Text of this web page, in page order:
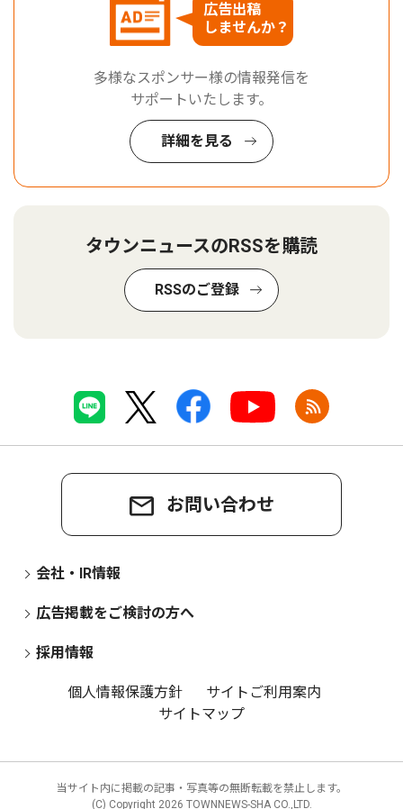
広告出稿
しませんか？
多様なスポンサー様の情報発信を
サポートいたします。
詳細を見る
タウンニュースのRSSを購読
RSSのご登録
お問い合わせ
会社・IR情報
広告掲載をご検討の方へ
採用情報
個人情報保護方針
サイトご利用案内
サイトマップ
当サイト内に掲載の記事・写真等の無断転載を禁止します。
(C) Copyright 2026 TOWNNEWS-SHA CO.,LTD.